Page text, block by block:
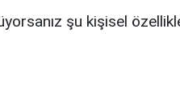
şu kişisel